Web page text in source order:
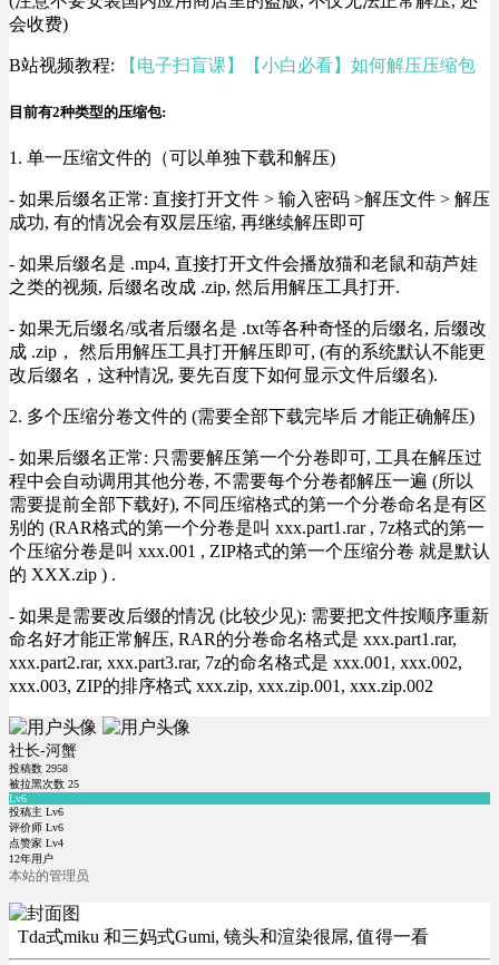
会收费)
B站视频教程: 【电子扫盲课】【小白必看】如何解压压缩包
目前有2种类型的压缩包:
1. 单一压缩文件的（可以单独下载和解压)
- 如果后缀名正常: 直接打开文件 > 输入密码 >解压文件 > 解压
成功, 有的情况会有双层压缩, 再继续解压即可
- 如果后缀名是 .mp4, 直接打开文件会播放猫和老鼠和葫芦娃
之类的视频, 后缀名改成 .zip, 然后用解压工具打开.
- 如果无后缀名/或者后缀名是 .txt等各种奇怪的后缀名, 后缀改
成 .zip， 然后用解压工具打开解压即可, (有的系统默认不能更
改后缀名，这种情况, 要先百度下如何显示文件后缀名).
2. 多个压缩分卷文件的 (需要全部下载完毕后 才能正确解压)
- 如果后缀名正常: 只需要解压第一个分卷即可, 工具在解压过
程中会自动调用其他分卷, 不需要每个分卷都解压一遍 (所以
需要提前全部下载好), 不同压缩格式的第一个分卷命名是有区
别的 (RAR格式的第一个分卷是叫 xxx.part1.rar , 7z格式的第一
个压缩分卷是叫 xxx.001 , ZIP格式的第一个压缩分卷 就是默认
的 XXX.zip ) .
- 如果是需要改后缀的情况 (比较少见): 需要把文件按顺序重新
命名好才能正常解压, RAR的分卷命名格式是 xxx.part1.rar,
xxx.part2.rar, xxx.part3.rar, 7z的命名格式是 xxx.001, xxx.002,
xxx.003, ZIP的排序格式 xxx.zip, xxx.zip.001, xxx.zip.002
社长-河蟹
投稿数 2958
被拉黑次数 25
Lv6
投稿主 Lv6
评价师 Lv6
点赞家 Lv4
12年用户
本站的管理员
Tda式miku 和三妈式Gumi, 镜头和渲染很屌, 值得一看